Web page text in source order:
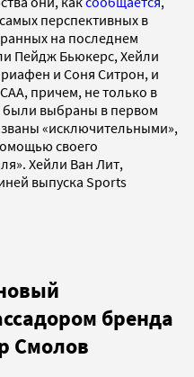
перспективных в
на последнем
Пейдж Бьюкерс, Хейли
и Соня Ситрон, и
причем, не только в
были выбраны в первом
«исключительными»,
своего
Хейли Ван Лит,
выпуска Sports
бренда
Смолов